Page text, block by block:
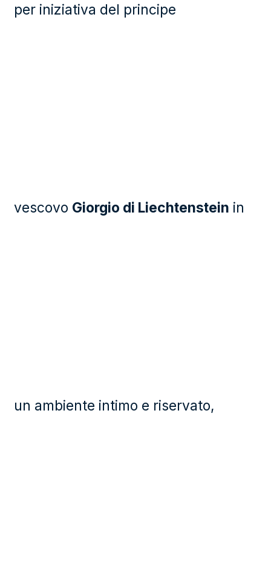
per iniziativa del principe
vescovo Giorgio di Liechtenstein in
un ambiente intimo e riservato,